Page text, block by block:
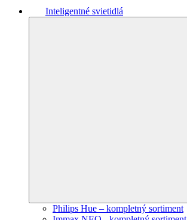
Inteligentné svietidlá
Philips Hue – kompletný sortiment